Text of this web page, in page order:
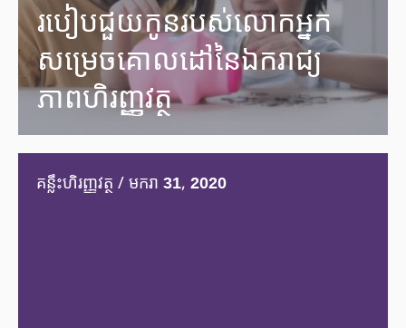
របៀបជួយកូនរបស់លោកអ្នក
សម្រេចគោលដៅនៃឯករាជ្យ
ភាពហិរញ្ញវត្ថុ
គន្លឹះហិរញ្ញវត្ថុ / មករា 31, 2020